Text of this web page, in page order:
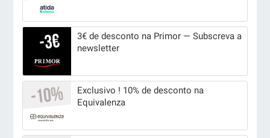
3€ de desconto na Primor — Subscreva a
newsletter
Exclusivo ! 10% de desconto na
Equivalenza